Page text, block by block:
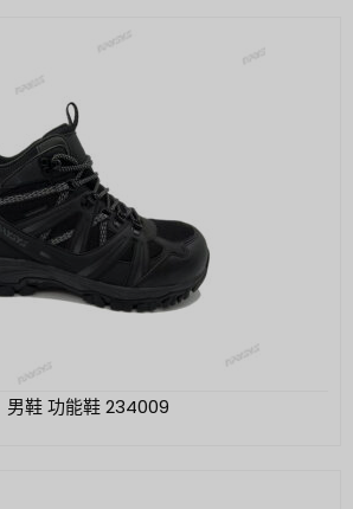
男鞋 功能鞋 234009